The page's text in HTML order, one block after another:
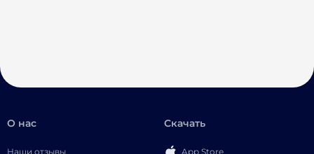
О нас
Наши отзывы
Скачать
App Store